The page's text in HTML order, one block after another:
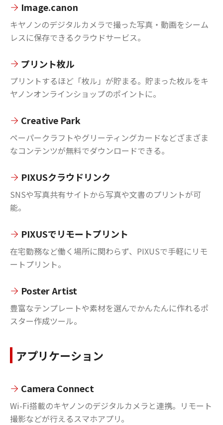
Image.canon
キヤノンのデジタルカメラで撮った写真・動画をシーム
レスに保存できるクラウドサービス。
プリント枚ル
プリントするほど「枚ル」が貯まる。貯まった枚ルをキ
ヤノンオンラインショップのポイントに。
Creative Park
ペーパークラフトやグリーティングカードなどざまざま
なコンテンツが無料でダウンロードできる。
PIXUSクラウドリンク
SNSや写真共有サイトから写真や文書のプリントが可
能。
PIXUSでリモートプリント
在宅勤務など働く場所に関わらず、PIXUSで手軽にリモ
ートプリント。
Poster Artist
豊富なテンプレートや素材を選んでかんたんに作れるポ
スター作成ツール。
アプリケーション
Camera Connect
Wi-Fi搭載のキヤノンのデジタルカメラと連携。リモート
撮影などが行えるスマホアプリ。